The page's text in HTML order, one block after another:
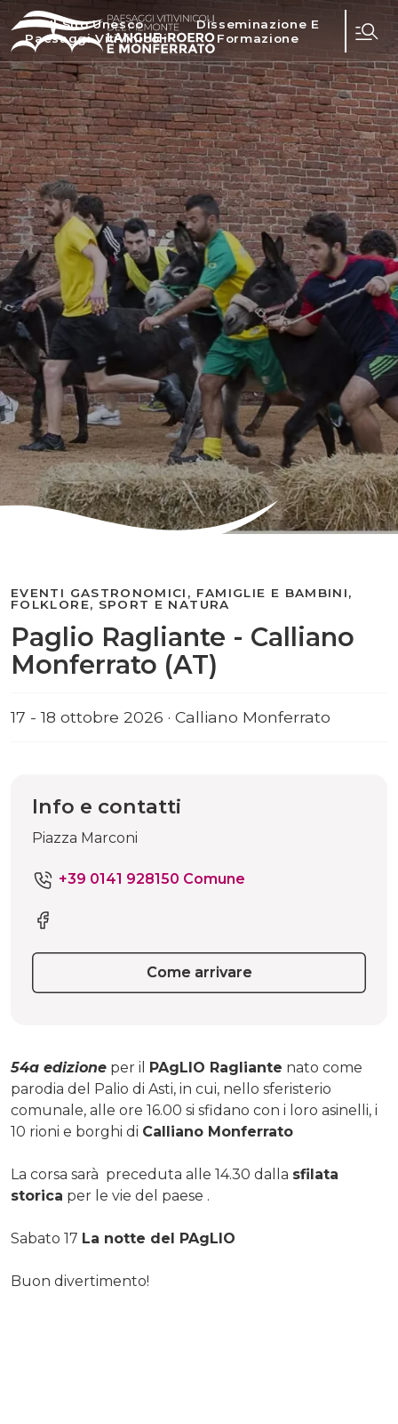
Il Sito Unesco
Paesaggi Vitivinicoli
Disseminazione E
Formazione
Paglio Ragliante - Calliano
Monferrato (AT)
EVENTI GASTRONOMICI, FAMIGLIE E BAMBINI,
FOLKLORE, SPORT E NATURA
17 - 18 ottobre 2026 · Calliano Monferrato
54a edizione per il PAgLIO Ragliante nato come
parodia del Palio di Asti, in cui, nello sferisterio
comunale, alle ore 16.00 si sfidano con i loro asinelli, i
10 rioni e borghi di Calliano Monferrato
La corsa sarà preceduta alle 14.30 dalla sfilata
storica per le vie del paese .
Sabato 17 La notte del PAgLIO
Buon divertimento!
Info e contatti
Piazza Marconi
+39 0141 928150 Comune
Come arrivare